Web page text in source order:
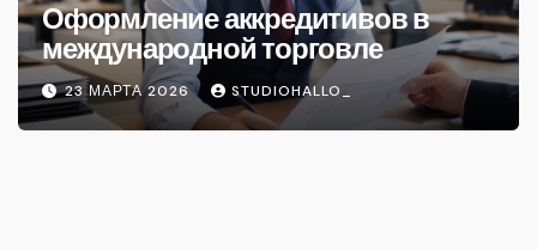
Оформление аккредитивов в
международной торговле
23 МАРТА 2026 STUDIOHALLO_